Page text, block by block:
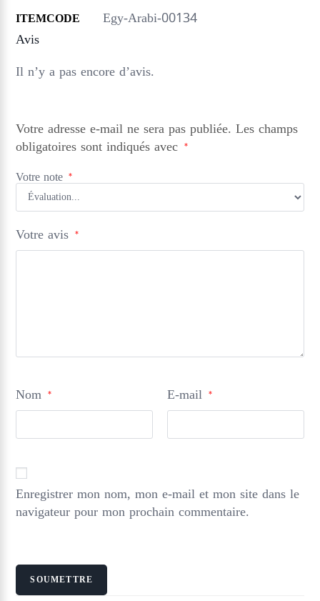
ITEMCODE
Egy-Arabi-00134
Avis
Il n’y a pas encore d’avis.
Votre adresse e-mail ne sera pas publiée. Les champs
obligatoires sont indiqués avec *
Votre note *
Votre avis *
Nom * E-mail *
Enregistrer mon nom, mon e-mail et mon site dans le
navigateur pour mon prochain commentaire.